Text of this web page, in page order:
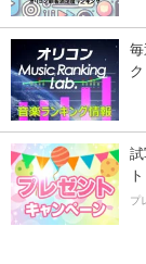
ク
ト
プ